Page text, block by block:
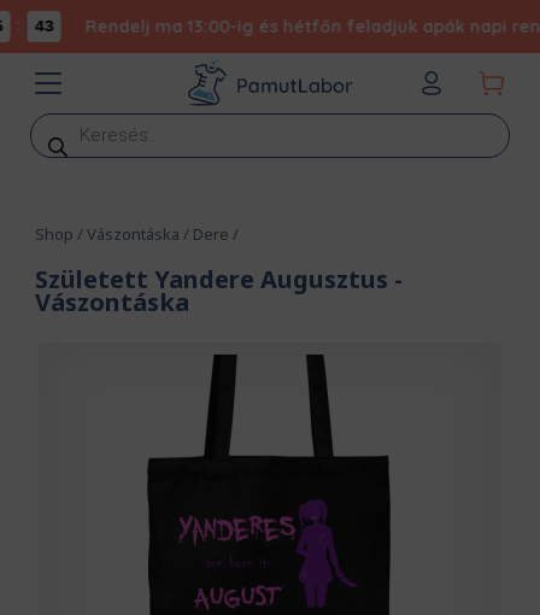
43 Rendelj ma 13:00-ig és hétfőn feladjuk apák napi
Products
search
Shop /Vászontáska / Dere /
Született Yandere Augusztus -
Vászontáska